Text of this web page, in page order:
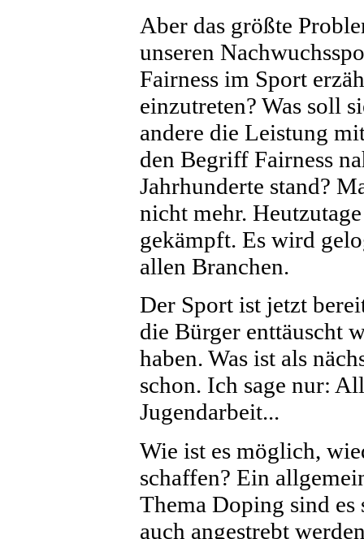
Aber das größte
unseren
Fairness im Sport
einzutreten? Was soll
andere die Leistung
den Begriff Fairness
Jahrhunderte stand?
nicht mehr.
gekämpft. Es wird
allen Branchen.
Der Sport ist jetzt
die Bürger enttäuscht
haben. Was ist als
schon. Ich sage nur:
Jugendarbeit...
Wie ist es möglich,
schaffen? Ein
Thema Doping sind
auch angestrebt